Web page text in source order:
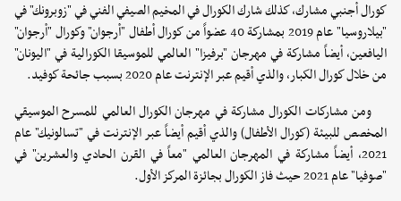
كورال أجنبي مشارك، كذلك شارك الكورال في المخيم الصيفي الفني في "زوبرونك" في
"بيلاروسيا" عام 2019 بمشاركة 40 عضواً من كورال أطفال "أرجوان" وكورال "أرجوان"
اليافعين، أيضاً مشاركة في مهرجان "برفيزا" العالمي للموسيقا الكورالية في "اليونان"
من خلال كورال الكبار، والذي أقيم عبر الإنترنت عام 2020 بسبب جائحة كوفيد.
ومن مشاركات الكورال مشاركة في مهرجان الكورال العالمي للمسرح الموسيقي
المخصص للبيئة (كورال الأطفال) والذي أقيم أيضاً عبر الإنترنت في "تسالونيك" عام
2021، أيضاً مشاركة في المهرجان العالمي "معاً في القرن الحادي والعشرين" في
"صوفيا" عام 2021 حيث فاز الكورال بجائزة المركز الأول.